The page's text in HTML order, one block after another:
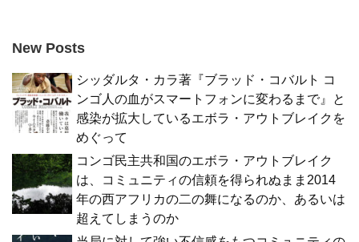
New Posts
シッダルタ・カラ著『ブラッド・コバルト コ
ンゴ人の血がスマートフォンに変わるまで』と
感染が拡大しているエボラ・アウトブレイクを
めぐって
コンゴ民主共和国のエボラ・アウトブレイク
は、コミュニティの信頼を得られぬまま2014
年の西アフリカの二の舞になるのか、あるいは
超えてしまうのか